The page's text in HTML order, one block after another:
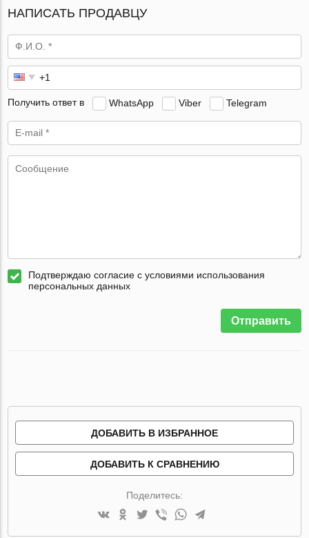
НАПИСАТЬ ПРОДАВЦУ
Получить ответ в WhatsApp Viber Telegram
Подтверждаю согласие с условиями использования
персональных данных
Отправить
ДОБАВИТЬ В ИЗБРАННОЕ
ДОБАВИТЬ К СРАВНЕНИЮ
Поделитесь: